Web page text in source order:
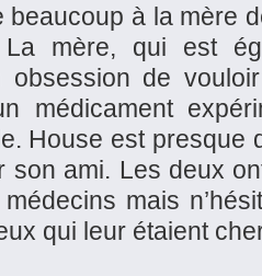
beaucoup à la mère
mère, qui est
obsession de
médicament
House est presque
son ami. Les deux
mais
qui leur étaient